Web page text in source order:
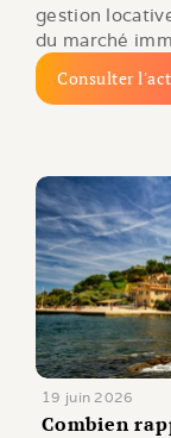
gestion
du marché
Consulter
19 juin 2026
Combien